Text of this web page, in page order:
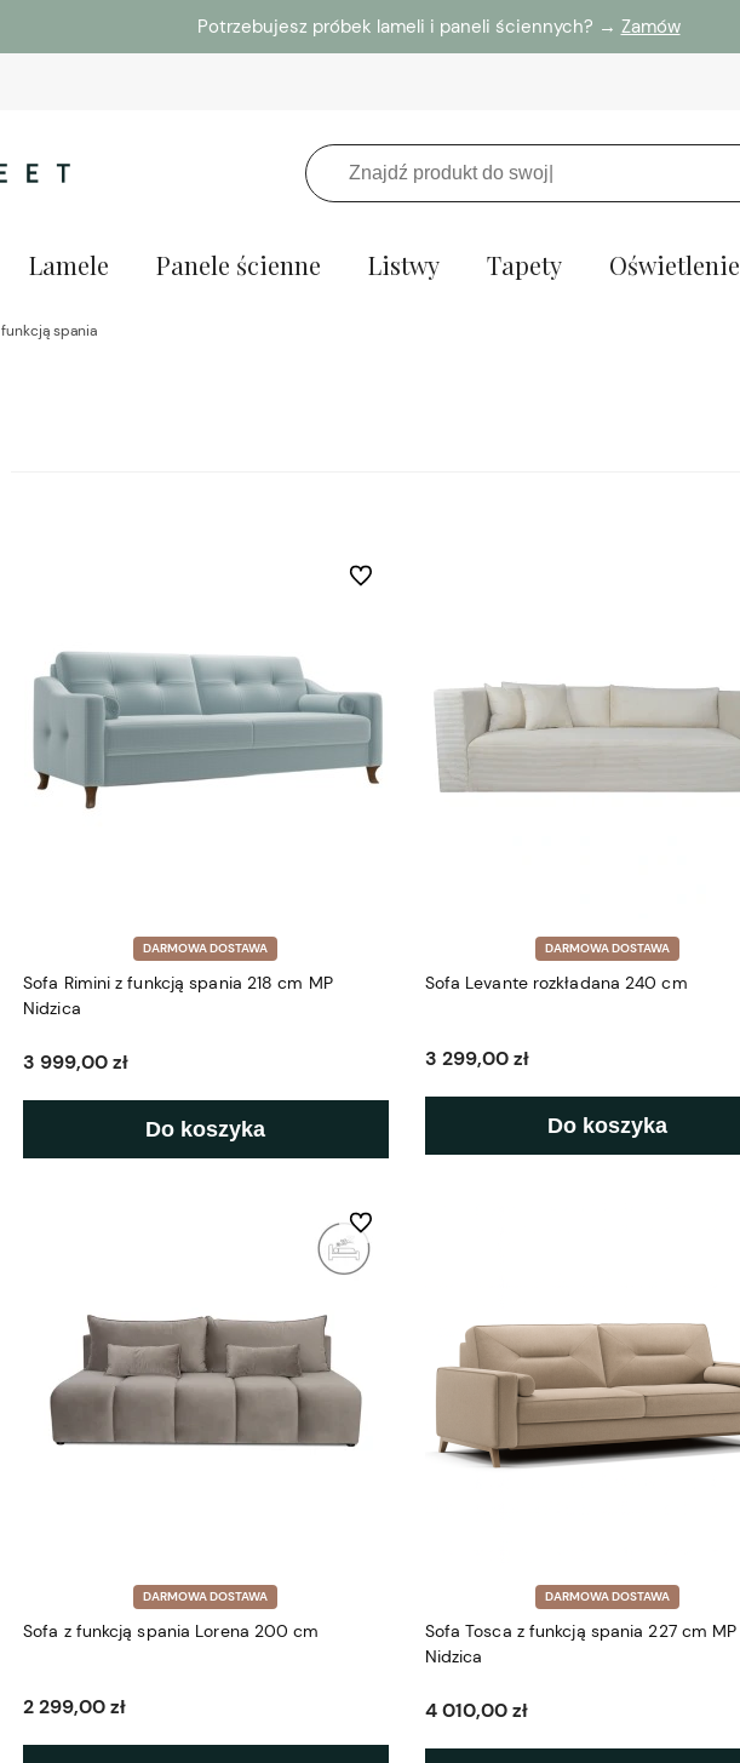
Potrzebujesz próbek lameli i paneli ściennych? → Zamów
Lamele Panele ścienne Listwy Tapety Oświetlenie
spania
DARMOWA DOSTAWA
Sofa Rimini z funkcją spania 218 cm MP
Nidzica
3 999,00 zł
Do koszyka
Do ulubionych
DARMOWA DOSTAWA
Sofa Levante rozkładana 240 cm
3 299,00 zł
Do koszyka
DARMOWA DOSTAWA
Sofa z funkcją spania Lorena 200 cm
2 299,00 zł
Do ulubionych
DARMOWA DOSTAWA
Sofa Tosca z funkcją spania 227 cm MP
Nidzica
4 010,00 zł